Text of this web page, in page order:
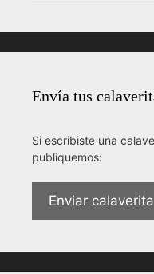
Envía tus
Si escribiste una
publiquemos:
Enviar calaverita